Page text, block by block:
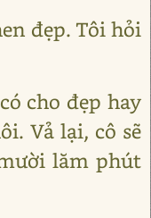
đẹp. Tôi hỏi
cho đẹp hay
Vả lại, cô sẽ
lăm phút